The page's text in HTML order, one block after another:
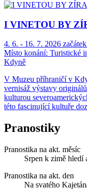
I VINETOU BY
4. 6. - 16. 7. 2026
Místo konání: Turistické
Kdyně
V Muzeu příhraničí v
vernisáž výstavy
kulturou
této fascinující kultuře
Pranostiky
Pranostika na akt. měsíc
Srpen k zimě hledí
Pranostika na akt. den
Na svatého